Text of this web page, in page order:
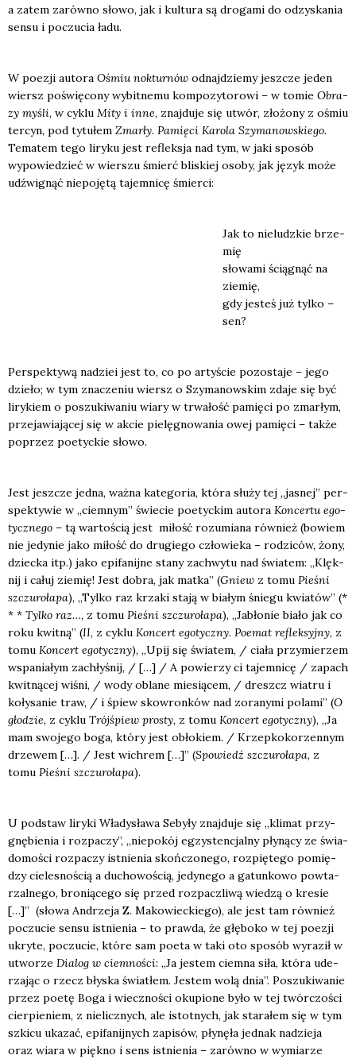
a zatem zarów­no sło­wo, jak i kul­tu­ra są dro­ga­mi do odzy­ska­nia
sen­su i poczu­cia ładu.
W poezji auto­ra Ośmiu nok­tur­nów odnaj­dzie­my jesz­cze jeden
wiersz poświę­co­ny wybit­ne­mu kom­po­zy­to­ro­wi – w tomie Obra­
zy myśli, w cyklu Mity i inne, znaj­du­je się utwór, zło­żo­ny z ośmiu
ter­cyn, pod tytu­łem Zmar­ły. Pamię­ci Karo­la Szy­ma­now­skie­go.
Tema­tem tego liry­ku jest reflek­sja nad tym, w jaki spo­sób
wypo­wie­dzieć w wier­szu śmierć bli­skiej oso­by, jak język może
udźwi­gnąć nie­po­ję­tą tajem­ni­cę śmier­ci:
Jak to nie­ludz­kie brze­
mię
sło­wa­mi ścią­gnąć na
zie­mię,
gdy jesteś już tyl­ko –
sen?
Per­spek­ty­wą nadziei jest to, co po arty­ście pozo­sta­je – jego
dzie­ło; w tym zna­cze­niu wiersz o Szy­ma­now­skim zda­je się być
liry­kiem o poszu­ki­wa­niu wia­ry w trwa­łość pamię­ci po zmar­łym,
prze­ja­wia­ją­cej się w akcie pie­lę­gno­wa­nia owej pamię­ci – tak­że
poprzez poetyc­kie sło­wo.
Jest jesz­cze jed­na, waż­na kate­go­ria, któ­ra słu­ży tej „jasnej” per­
spek­ty­wie w „ciem­nym” świe­cie poetyc­kim auto­ra Kon­cer­tu ego­
tycz­ne­go – tą war­to­ścią jest miłość rozu­mia­na rów­nież (bowiem
nie jedy­nie jako miłość do dru­gie­go czło­wie­ka – rodzi­ców, żony,
dziec­ka itp.) jako epi­fa­nij­ne sta­ny zachwy­tu nad świa­tem: „Klęk­
nij i całuj zie­mię! Jest dobra, jak mat­ka” (Gniew z tomu Pie­śni
szczu­ro­ła­pa), „Tyl­ko raz krza­ki sta­ją w bia­łym śnie­gu kwia­tów” (*
* * Tyl­ko raz…, z tomu Pie­śni szczu­ro­ła­pa), „Jabło­nie bia­ło jak co
roku kwit­ną” (II, z cyklu Kon­cert ego­tycz­ny. Poemat reflek­syj­ny, z
tomu Kon­cert ego­tycz­ny), „Upij się świa­tem, / cia­ła przy­mie­rzem
wspa­nia­łym zachły­śnij, / […] / A powie­rzy ci tajem­ni­cę / zapach
kwit­ną­cej wiśni, / wody obla­ne mie­sią­cem, / dreszcz wia­tru i
koły­sa­nie traw, / i śpiew skow­ron­ków nad zora­ny­mi pola­mi” (O
gło­dzie, z cyklu Trój­ś­piew pro­sty, z tomu Kon­cert ego­tycz­ny), „Ja
mam swo­je­go boga, któ­ry jest obło­kiem. / Krzep­ko­ko­rzen­nym
drze­wem […]. / Jest wichrem […]” (Spo­wiedź szczu­ro­ła­pa, z
tomu Pie­śni szczu­ro­ła­pa).
U pod­staw liry­ki Wła­dy­sła­wa Seby­ły znaj­du­je się „kli­mat przy­
gnę­bie­nia i roz­pa­czy”, „nie­po­kój egzy­sten­cjal­ny pły­ną­cy ze świa­
do­mo­ści roz­pa­czy ist­nie­nia skoń­czo­ne­go, roz­pię­te­go pomię­
dzy cie­le­sno­ścią a ducho­wo­ścią, jedy­ne­go a gatun­ko­wo powta­
rzal­ne­go, bro­nią­ce­go się przed roz­pacz­li­wą wie­dzą o kre­sie
[…]” (sło­wa Andrze­ja Z. Mako­wiec­kie­go), ale jest tam rów­nież
poczu­cie sen­su ist­nie­nia – to praw­da, że głę­bo­ko w tej poezji
ukry­te, poczu­cie, któ­re sam poeta w taki oto spo­sób wyra­ził w
utwo­rze Dia­log w ciem­no­ści: „Ja jestem ciem­na siła, któ­ra ude­
rza­jąc o rzecz bły­ska świa­tłem. Jestem wolą dnia”. Poszu­ki­wa­nie
przez poetę Boga i wiecz­no­ści oku­pio­ne było w tej twór­czo­ści
cier­pie­niem, z nie­licz­nych, ale istot­nych, jak sta­ra­łem się w tym
szki­cu uka­zać, epi­fa­nij­nych zapi­sów, pły­nę­ła jed­nak nadzie­ja
oraz wia­ra w pięk­no i sens ist­nie­nia – zarów­no w wymia­rze